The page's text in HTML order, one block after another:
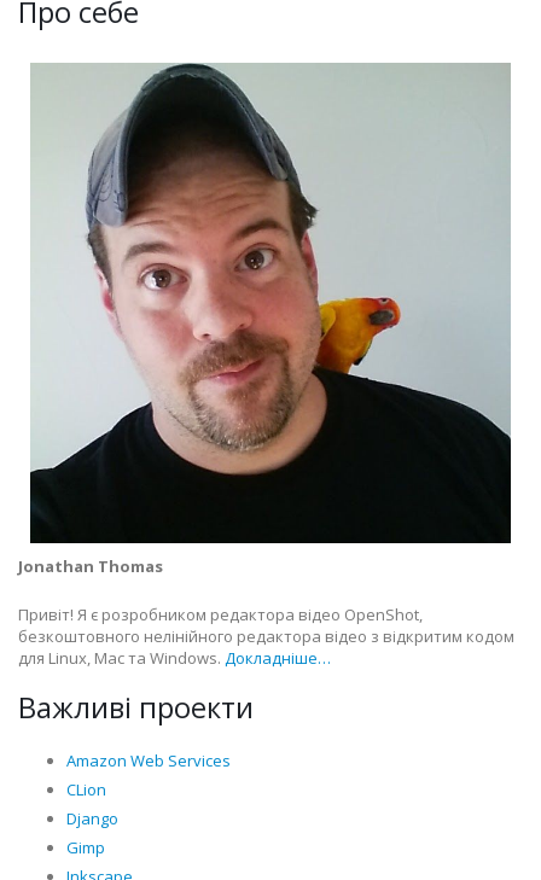
Про себе
Jonathan Thomas
Привіт! Я є розробником редактора відео OpenShot,
безкоштовного нелінійного редактора відео з відкритим кодом
для Linux, Mac та Windows. Докладніше…
Важливі проекти
Amazon Web Services
CLion
Django
Gimp